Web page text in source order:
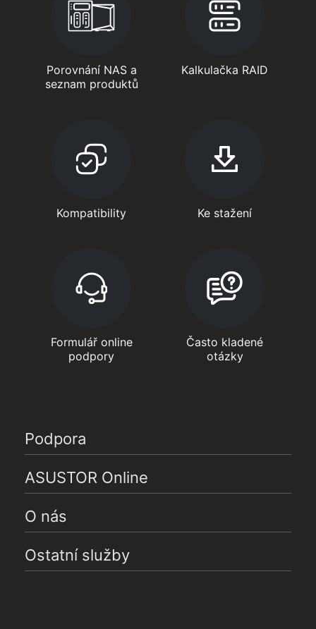
Porovnání NAS a
seznam produktů
Kalkulačka RAID
Kompatibility Ke stažení
Formulář online
podpory
Často kladené
otázky
Podpora
ASUSTOR Online
O nás
Ostatní služby